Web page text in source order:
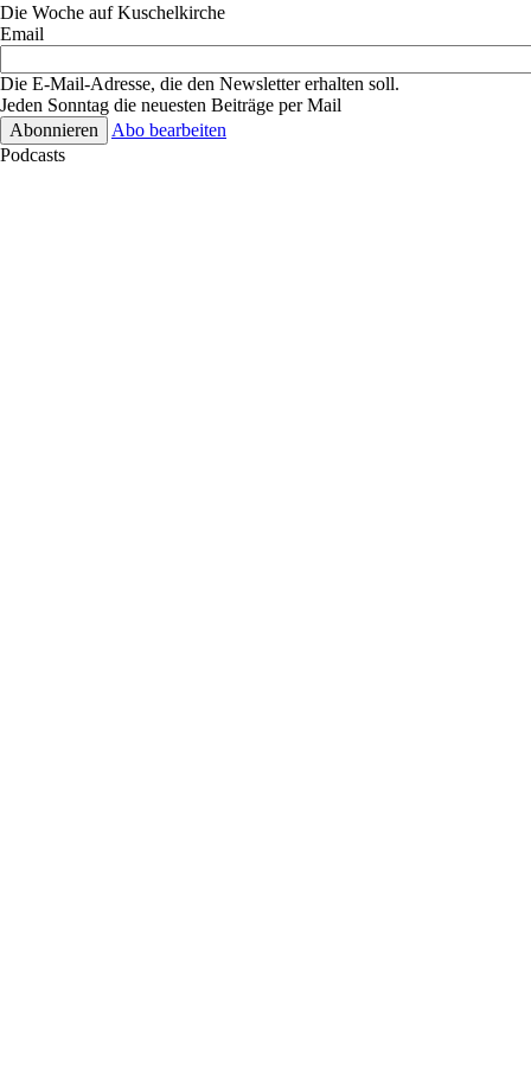
Die Woche auf Kuschelkirche
Email
Die E-Mail-Adresse, die den Newsletter erhalten soll.
Jeden Sonntag die neuesten Beiträge per Mail
Abo bearbeiten
Podcasts